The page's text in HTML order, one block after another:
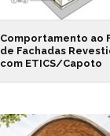
Comportamento ao
de Fachadas
com ETICS/Capoto